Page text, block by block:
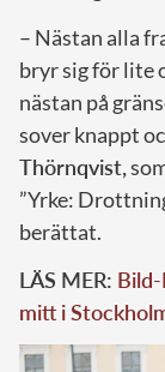
– Nästan alla
bryr sig för lite
nästan på
sover knappt
Thörnqvist,
”Yrke:
berättat.
LÄS MER:
mitt i